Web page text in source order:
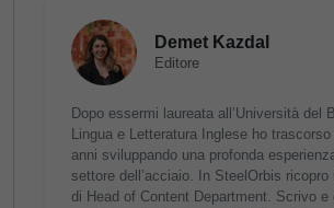
Demet Kazdal
Editore
Dopo essermi laureata all’Università del
Lingua e Letteratura Inglese ho
anni sviluppando una profonda
settore dell’acciaio. In SteelOrbis ricopro
di Head of Content Department. Scrivo e